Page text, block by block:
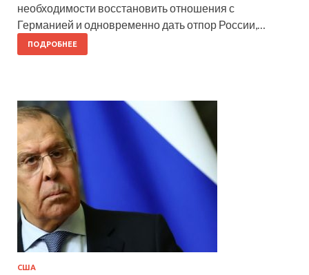
необходимости восстановить отношения с
Германией и одновременно дать отпор России,…
ПОДРОБНЕЕ
США